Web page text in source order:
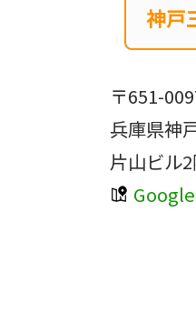
神戸
〒651-
兵庫県神
片山ビル